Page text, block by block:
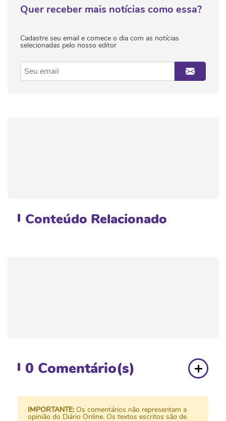
Quer receber mais notícias como essa?
Cadastre seu email e comece o dia com as notícias
selecionadas pelo nosso editor
Conteúdo Relacionado
0 Comentário(s)
IMPORTANTE: Os comentários não representam a
opinião do Diário Online. Os textos escritos são de